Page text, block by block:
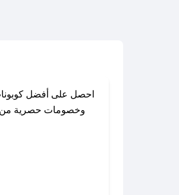
احصل على أفضل
وخصومات حصرية من
باستخدام